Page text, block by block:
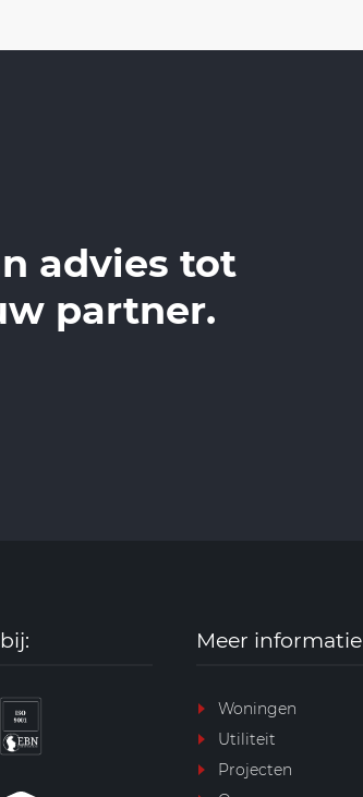
advies tot
partner.
Meer informatie
Woningen
Utiliteit
Projecten